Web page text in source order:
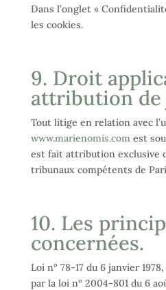
Dans l’onglet «
les cookies.
9. Droit
attribution
Tout litige en relation avec
www.marienomis.comest
est fait attribution exclusive
tribunaux compétents de
10. Les
concernées.
Loi n° 78-17 du 6 janvier
par la loi n° 2004-801 du 6